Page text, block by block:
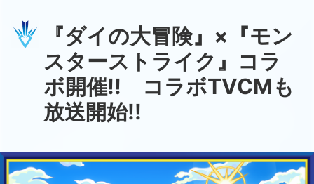
する
『ダイの大冒険』×『モン
スターストライク』コラ
ボ開催!! コラボTVCMも
放送開始!!